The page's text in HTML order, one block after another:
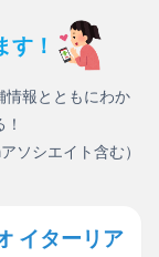
す！
情報とともにわか
ソシエイト含む）
イターリア